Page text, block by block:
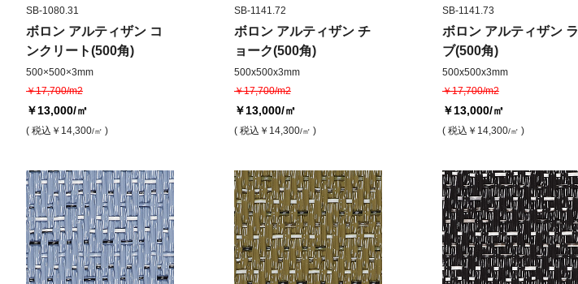
SB-1080.31
ボロン アルティザン コ
ンクリート(500角)
500×500×3mm
￥17,700/m2
￥13,000/㎡
( 税込 ￥14,300/㎡ )
SB-1141.72
ボロン アルティザン チ
ョーク(500角)
500x500x3mm
￥17,700/m2
￥13,000/㎡
( 税込 ￥14,300/㎡ )
SB-1141.73
ボロン アルティザン ラ
ブ(500角)
500x500x3mm
￥17,700/m2
￥13,000/㎡
( 税込 ￥14,300/㎡ )